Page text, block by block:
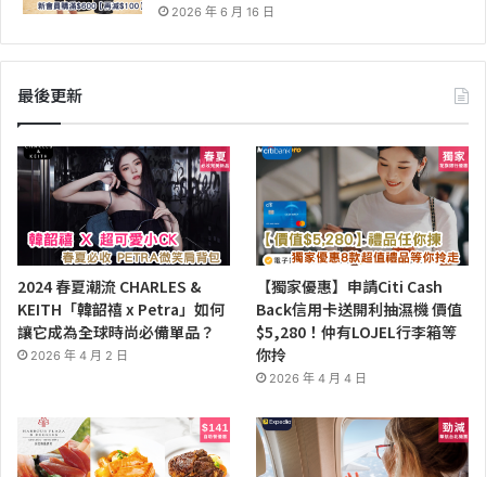
2026 年 6 月 16 日
最後更新
2024 春夏潮流 CHARLES &
KEITH「韓韶禧 x Petra」如何
讓它成為全球時尚必備單品？
2026 年 4 月 2 日
【獨家優惠】申請Citi Cash
Back信用卡送開利抽濕機 價值
$5,280！仲有LOJEL行李箱等
你拎
2026 年 4 月 4 日